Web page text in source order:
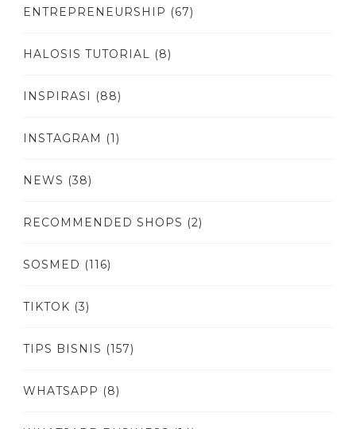
ENTREPRENEURSHIP (67)
HALOSIS TUTORIAL (8)
INSPIRASI (88)
INSTAGRAM (1)
NEWS (38)
RECOMMENDED SHOPS (2)
SOSMED (116)
TIKTOK (3)
TIPS BISNIS (157)
WHATSAPP (8)